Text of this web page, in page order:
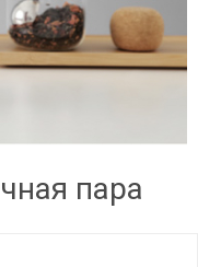
пара